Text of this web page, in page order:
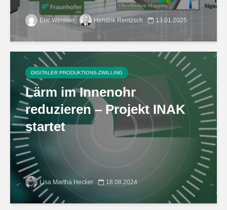
Eric Wenkler Hendrik Rentzsch 13.01.2025
DIGITALER PRODUKTIONS-ZWILLING
Lärm im Innenohr
reduzieren – Projekt INAK
startet
Lisa Martha Hecker 18.08.2024